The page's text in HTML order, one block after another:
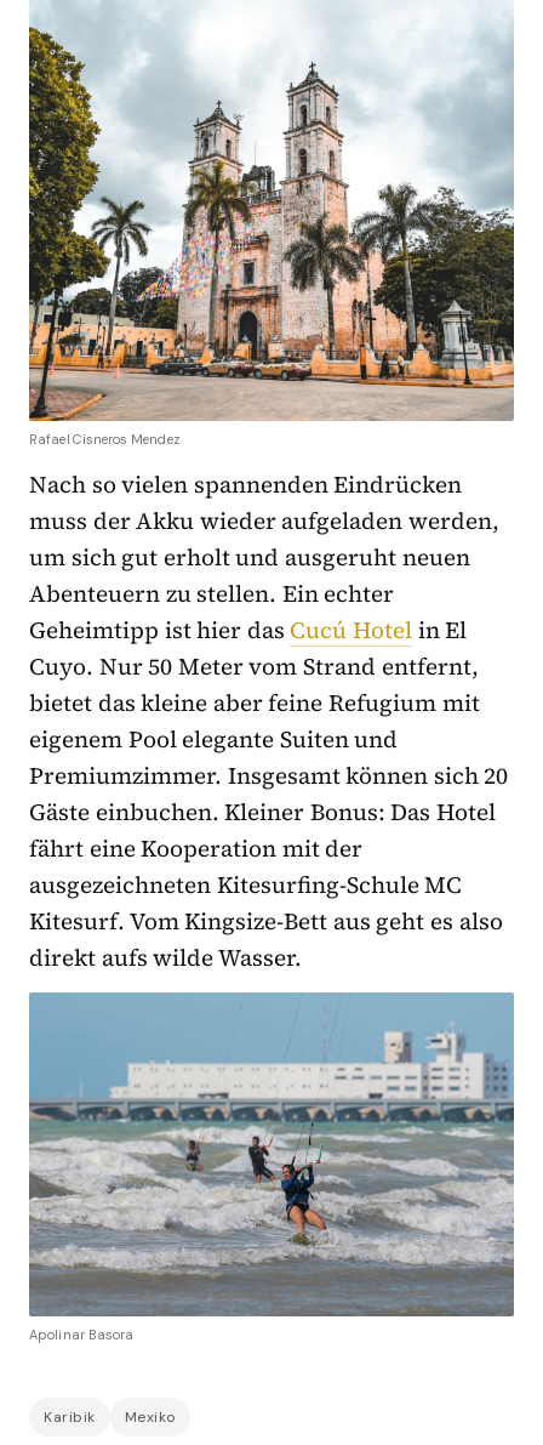
Rafael Cisneros Mendez
Nach so vielen spannenden Eindrücken
muss der Akku wieder aufgeladen werden,
um sich gut erholt und ausgeruht neuen
Abenteuern zu stellen. Ein echter
Geheimtipp ist hier das Cucú Hotelin El
Cuyo. Nur 50 Meter vom Strand entfernt,
bietet das kleine aber feine Refugium mit
eigenem Pool elegante Suiten und
Premiumzimmer. Insgesamt können sich 20
Gäste einbuchen. Kleiner Bonus: Das Hotel
fährt eine Kooperation mit der
ausgezeichneten Kitesurfing-Schule MC
Kitesurf. Vom Kingsize-Bett aus geht es also
direkt aufs wilde Wasser.
Apolinar Basora
Karibik Mexiko